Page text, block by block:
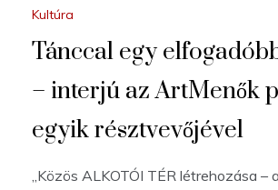
Kultúra
Tánccal egy
– interjú az ArtMenők
egyik résztvevőjével
„Közös ALKOTÓI TÉR létrehozása –